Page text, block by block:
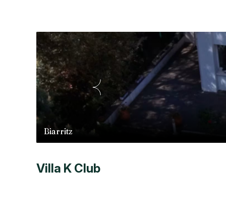
Biarritz
Villa K Club